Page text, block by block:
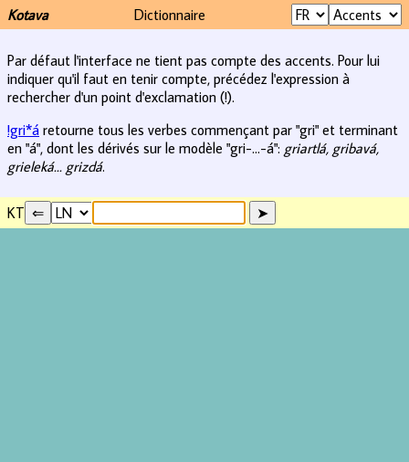
Kotava Dictionnaire
Par défaut l'interface ne tient pas compte des accents. Pour lui
indiquer qu'il faut en tenir compte, précédez l'expression à
rechercher d'un point d'exclamation (!).
!gri*á retourne tous les verbes commençant par "gri" et terminant
en "á", dont les dérivés sur le modèle "gri-...-á": griartlá, gribavá,
grieleká... grizdá.
KT